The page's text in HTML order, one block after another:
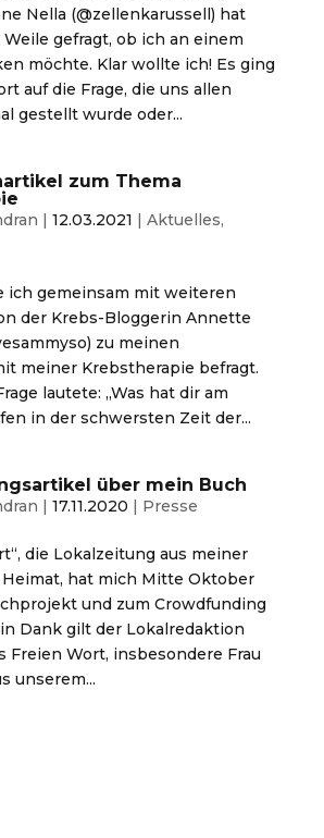
Nella (@zellenkarussell) hat
gefragt, ob ich an einem
möchte. Klar wollte ich! Es ging
auf die Frage, die uns allen
gestellt wurde oder...
zum Thema
| 12.03.2021 | Aktuelles,
ich gemeinsam mit weiteren
der Krebs-Bloggerin Annette
zu meinen
meiner Krebstherapie befragt.
lautete: „Was hat dir am
in der schwersten Zeit der...
über mein Buch
| 17.11.2020 | Presse
die Lokalzeitung aus meiner
hat mich Mitte Oktober
und zum Crowdfunding
Dank gilt der Lokalredaktion
Freien Wort, insbesondere Frau
unserem...